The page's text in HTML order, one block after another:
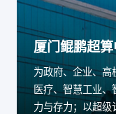
厦门鲲鹏超
为政府、企业、高
医疗、智慧工业、
力与存力；以超级